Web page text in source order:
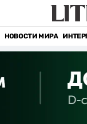
НОВОСТИ МИРА